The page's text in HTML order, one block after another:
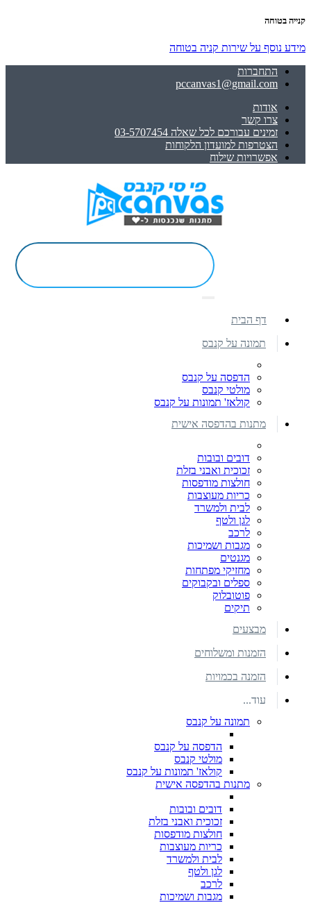
קנייה בטוחה
מידע נוסף על שירות קניה בטוחה
התחברות
pccanvas1@gmail.com
אודות
צרו קשר
זמינים עבורכם לכל שאלה 03-5707454
הצטרפות למועדון הלקוחות
אפשרויות שילוח
דף הבית
תמונה על קנבס
הדפסה על קנבס
מולטי קנבס
קולאז' תמונות על קנבס
מתנות בהדפסה אישית
דובים ובובות
זכוכית ואבני בזלת
חולצות מודפסות
כריות מעוצבות
לבית ולמשרד
לגן ולטף
לרכב
מגבות ושמיכות
מגנטים
מחזיקי מפתחות
ספלים ובקבוקים
פוטובלוק
תיקים
מבצעים
הזמנות ומשלוחים
הזמנה בכמויות
עוד...
תמונה על קנבס
הדפסה על קנבס
מולטי קנבס
קולאז' תמונות על קנבס
מתנות בהדפסה אישית
דובים ובובות
זכוכית ואבני בזלת
חולצות מודפסות
כריות מעוצבות
לבית ולמשרד
לגן ולטף
לרכב
מגבות ושמיכות